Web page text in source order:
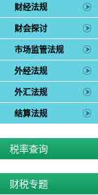
财经法规
财会探讨
市场监管法规
外经法规
外汇法规
结算法规
税率查询
财税专题